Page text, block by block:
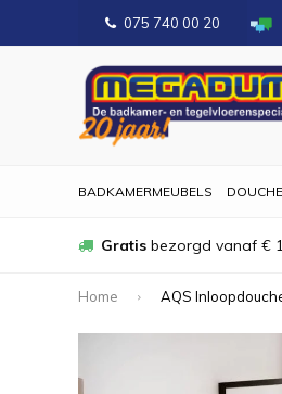
075 740 00 20
BADKAMERMEUBELS DOUCHE
Gratis bezorgd vanaf €
Home AQS